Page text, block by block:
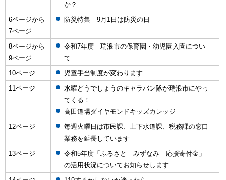
か？
6ページから
7ページ
防災特集 9月1日は防災の日
8ページから
9ページ
令和7年度 瑞浪市の保育園・幼児園入園につい
て
10ページ
児童手当制度が変わります
11ページ
水曜どうでしょうのキャラバン隊が瑞浪市にやっ
てくる！
高田道場ダイヤモンドキッズカレッジ
12ページ
毎週火曜日は市民課、上下水道課、税務課の窓口
業務を延長しています
13ページ
令和5年度「ふるさと みずなみ 応援寄付金」
の活用状況についてお知らせします